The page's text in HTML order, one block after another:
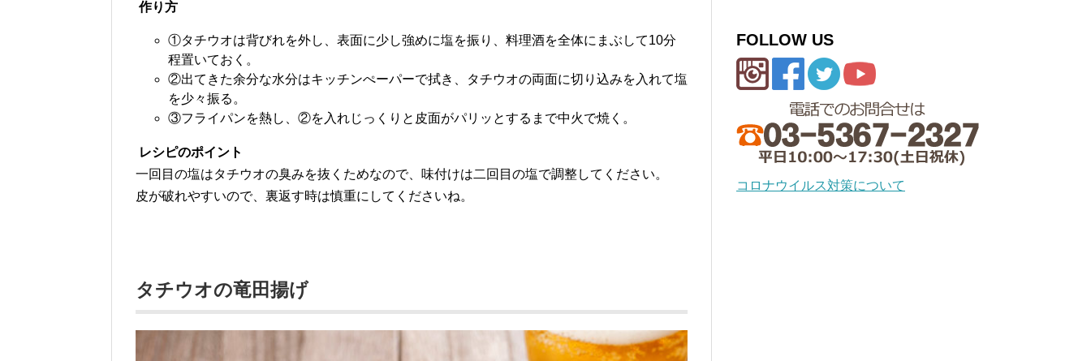
作り方
①タチウオは背びれを外し、表面に少し強めに塩を振り、料理酒を全体にまぶして10分
程置いておく。
②出てきた余分な水分はキッチンぺーパーで拭き、タチウオの両面に切り込みを入れて塩
を少々振る。
③フライパンを熱し、②を入れじっくりと皮面がパリッとするまで中火で焼く。
レシピのポイント
一回目の塩はタチウオの臭みを抜くためなので、味付けは二回目の塩で調整してください。
皮が破れやすいので、裏返す時は慎重にしてくださいね。
タチウオの竜田揚げ
FOLLOW US
コロナウイルス対策について